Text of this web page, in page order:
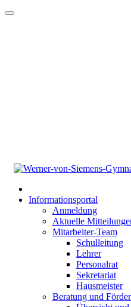
Informationsportal
Anmeldung
Aktuelle
Mitarbeiter-Team
Schulleitung
Lehrer
Personalrat
Sekretariat
Hausmeister
Beratung und